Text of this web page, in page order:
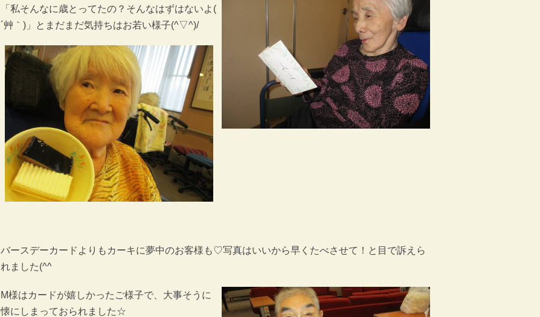
「私そんなに歳とってたの？そんなはずはないよ(
´艸｀)」とまだまだ気持ちはお若い様子(^▽^)/
バースデーカードよりもカーキに夢中のお客様も♡写真はいいから早くたべさせて！と目で訴えら
れました(^^ゞ
M様はカードが嬉しかったご様子で、大事そうに
懐にしまっておられました☆